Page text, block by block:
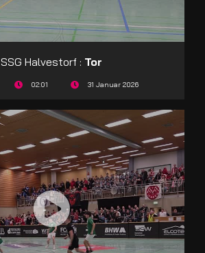
SSG Halvestorf : Tor
02:01 31 Januar 2026